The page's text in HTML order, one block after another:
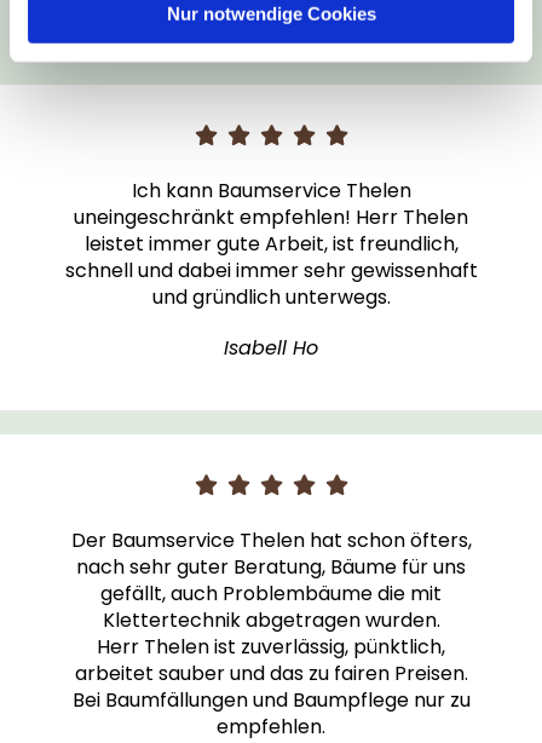
Nur notwendige Cookies
Ich kann Baumservice Thelen
uneingeschränkt empfehlen! Herr Thelen
leistet immer gute Arbeit, ist freundlich,
schnell und dabei immer sehr gewissenhaft
und gründlich unterwegs.
Isabell Ho
Der Baumservice Thelen hat schon öfters,
nach sehr guter Beratung, Bäume für uns
gefällt, auch Problembäume die mit
Klettertechnik abgetragen wurden.
Herr Thelen ist zuverlässig, pünktlich,
arbeitet sauber und das zu fairen Preisen.
Bei Baumfällungen und Baumpflege nur zu
empfehlen.